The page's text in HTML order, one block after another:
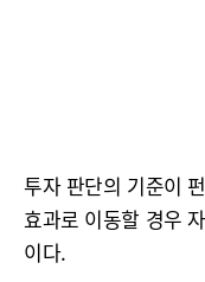
투자 판단의 기준이
효과로 이동할 경우
이다.